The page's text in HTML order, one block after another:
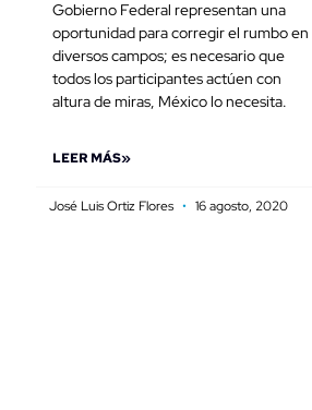
Gobierno Federal representan una
oportunidad para corregir el rumbo en
diversos campos; es necesario que
todos los participantes actúen con
altura de miras, México lo necesita.
LEER MÁS»
José Luis Ortiz Flores 16 agosto, 2020